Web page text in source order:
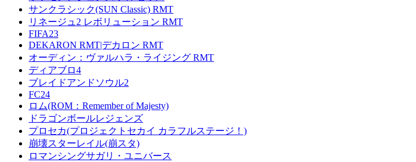
サンクラシック(SUN Classic) RMT
リネージュ2 レボリューション RMT
FIFA23
DEKARON RMT|デカロン RMT
オーディン：ヴァルハラ・ライジング RMT
ディアブロ4
ブレイドアンドソウル2
FC24
ロム(ROM：Remember of Majesty)
ドラゴンボールレジェンズ
プロセカ(プロジェクトセカイ カラフルステージ！)
崩壊スターレイル(崩スタ)
ロマンシングサガリ・ユニバース